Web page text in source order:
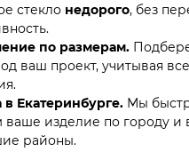
стекло недорого, без
по размерам.
ваш проект, учитывая все
в Екатеринбурге. Мы
ваше изделие по городу и
районы.